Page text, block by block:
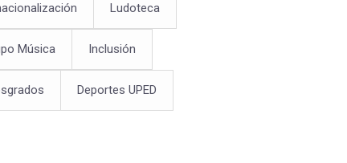
Ludoteca
Música Inclusión
Deportes UPED